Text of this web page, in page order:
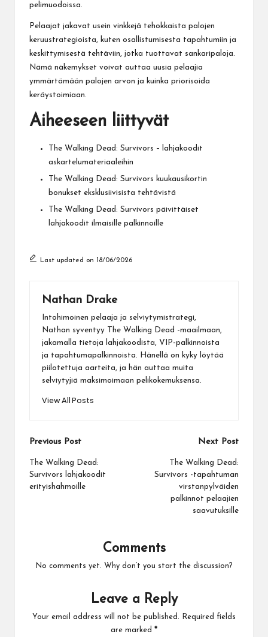
pelimuodoissa.
Pelaajat jakavat usein vinkkejä tehokkaista palojen
keruustrategioista, kuten osallistumisesta tapahtumiin ja
keskittymisestä tehtäviin, jotka tuottavat sankaripaloja.
Nämä näkemykset voivat auttaa uusia pelaajia
ymmärtämään palojen arvon ja kuinka priorisoida
keräystoimiaan.
Aiheeseen liittyvät
The Walking Dead: Survivors – lahjakoodit
askartelumateriaaleihin
The Walking Dead: Survivors kuukausikortin
bonukset eksklusiivisista tehtävistä
The Walking Dead: Survivors päivittäiset
lahjakoodit ilmaisille palkinnoille
Last updated on 18/06/2026
Nathan Drake
Intohimoinen pelaaja ja selviytymistrategi,
Nathan syventyy The Walking Dead -maailmaan,
jakamalla tietoja lahjakoodista, VIP-palkinnoista
ja tapahtumapalkinnoista. Hänellä on kyky löytää
piilotettuja aarteita, ja hän auttaa muita
selviytyjiä maksimoimaan pelikokemuksensa.
View All Posts
Post
navigation
Previous Post
The Walking Dead:
Survivors lahjakoodit
erityishahmoille
Next Post
The Walking Dead:
Survivors -tapahtuman
virstanpylväiden
palkinnot pelaajien
saavutuksille
Comments
No comments yet. Why don’t you start the discussion?
Leave a Reply
Your email address will not be published.
Required fields
are marked *